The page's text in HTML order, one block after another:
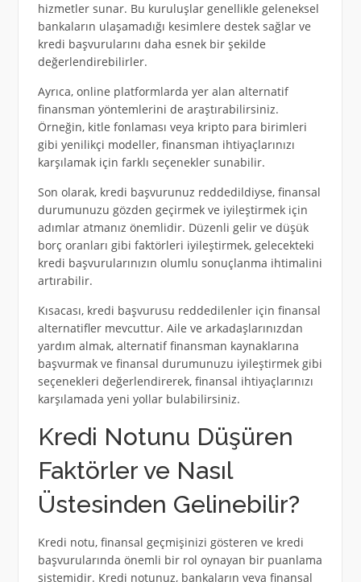
hizmetler sunar. Bu kuruluşlar genellikle geleneksel
bankaların ulaşamadığı kesimlere destek sağlar ve
kredi başvurularını daha esnek bir şekilde
değerlendirebilirler.
Ayrıca, online platformlarda yer alan alternatif
finansman yöntemlerini de araştırabilirsiniz.
Örneğin, kitle fonlaması veya kripto para birimleri
gibi yenilikçi modeller, finansman ihtiyaçlarınızı
karşılamak için farklı seçenekler sunabilir.
Son olarak, kredi başvurunuz reddedildiyse, finansal
durumunuzu gözden geçirmek ve iyileştirmek için
adımlar atmanız önemlidir. Düzenli gelir ve düşük
borç oranları gibi faktörleri iyileştirmek, gelecekteki
kredi başvurularınızın olumlu sonuçlanma ihtimalini
artırabilir.
Kısacası, kredi başvurusu reddedilenler için finansal
alternatifler mevcuttur. Aile ve arkadaşlarınızdan
yardım almak, alternatif finansman kaynaklarına
başvurmak ve finansal durumunuzu iyileştirmek gibi
seçenekleri değerlendirerek, finansal ihtiyaçlarınızı
karşılamada yeni yollar bulabilirsiniz.
Kredi Notunu Düşüren
Faktörler ve Nasıl
Üstesinden Gelinebilir?
Kredi notu, finansal geçmişinizi gösteren ve kredi
başvurularında önemli bir rol oynayan bir puanlama
sistemidir. Kredi notunuz, bankaların veya finansal